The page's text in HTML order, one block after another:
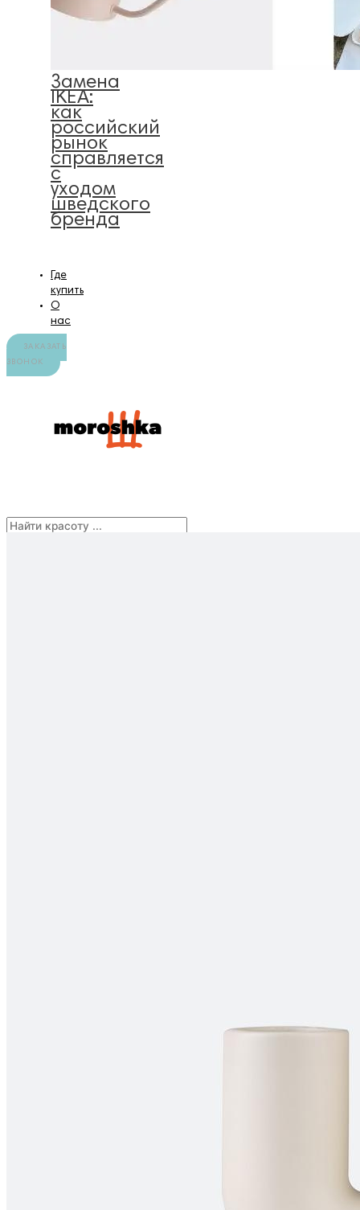
Замена
IKEA:
как
российский
рынок
справляется
с
уходом
шведского
бренда
Где
купить
О
нас
ЗАКАЗАТЬ
ЗВОНОК